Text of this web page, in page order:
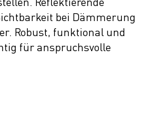
bei Dämmerung
Robust, funktional und
für anspruchsvolle